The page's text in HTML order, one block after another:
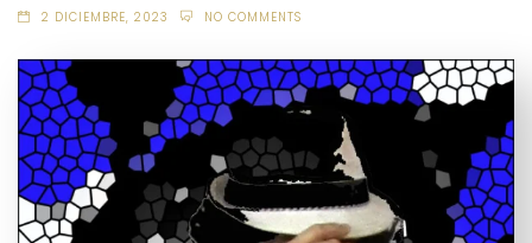
2 DICIEMBRE, 2023 NO COMMENTS